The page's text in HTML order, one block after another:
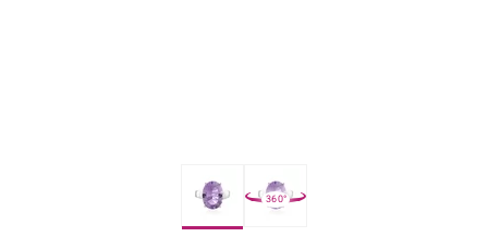
360°